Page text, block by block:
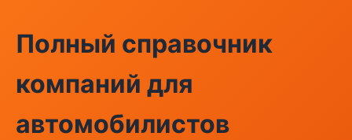
Полный справочник
компаний для
автомобилистов